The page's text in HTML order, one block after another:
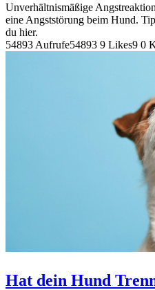
Unverhältnismäßige
eine Angststörung beim Hund.
du hier.
54893 Aufrufe54893 9 Likes9 0
Hat dein Hund